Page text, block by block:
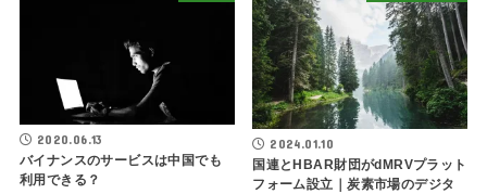
2020.06.13
バイナンスのサービスは中国でも
利用できる？
2024.01.10
国連とHBAR財団がdMRVプラット
フォーム設立｜炭素市場のデジタ